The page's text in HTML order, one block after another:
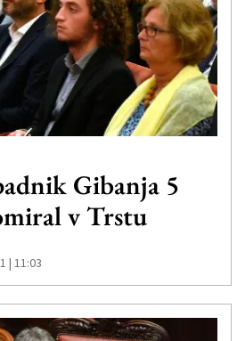
Gibanja 5
v Trstu
| 11:03